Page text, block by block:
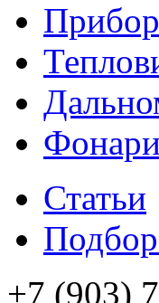
Фонари
Статьи
+7 (903)